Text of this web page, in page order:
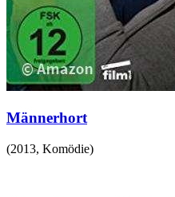
Männerhort
(2013, Komödie)